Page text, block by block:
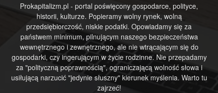
Prokapitalizm.pl - portal poświęcony gospodarce, polityce,
historii, kulturze. Popieramy wolny rynek, wolną
przedsiębiorczość, niskie podatki. Opowiadamy się za
państwem minimum, pilnującym naszego bezpieczeństwa
wewnętrznego i zewnętrznego, ale nie wtrącającym się do
gospodarki, czy ingerującym w życie rodzinne. Nie przepadamy
za "polityczną poprawnością", ograniczającą wolność słowa i
usiłującą narzucić "jedynie słuszny" kierunek myślenia. Warto tu
zajrzeć!